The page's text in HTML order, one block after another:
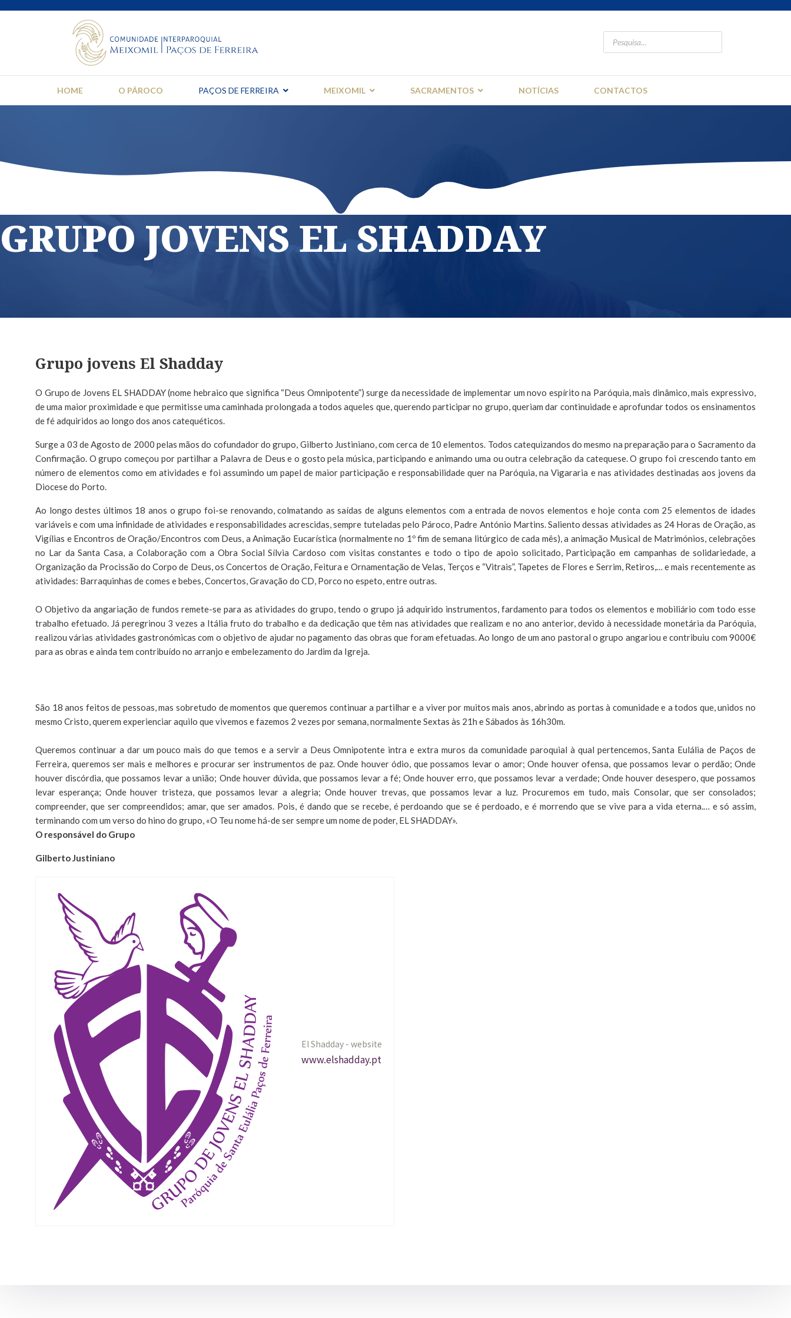
HOME O PÁROCO PAÇOS DE FERREIRA MEIXOMIL SACRAMENTOS NOTÍCIAS CONTACTOS
GRUPO JOVENS EL SHADDAY
Grupo jovens El Shadday
O Grupo de Jovens EL SHADDAY (nome hebraico que significa “Deus Omnipotente”) surge da necessidade de implementar um novo espírito na Paróquia, mais dinâmico, mais expressivo,
de uma maior proximidade e que permitisse uma caminhada prolongada a todos aqueles que, querendo participar no grupo, queriam dar continuidade e aprofundar todos os ensinamentos
de fé adquiridos ao longo dos anos catequéticos.
Surge a 03 de Agosto de 2000 pelas mãos do cofundador do grupo, Gilberto Justiniano, com cerca de 10 elementos. Todos catequizandos do mesmo na preparação para o Sacramento da
Confirmação. O grupo começou por partilhar a Palavra de Deus e o gosto pela música, participando e animando uma ou outra celebração da catequese. O grupo foi crescendo tanto em
número de elementos como em atividades e foi assumindo um papel de maior participação e responsabilidade quer na Paróquia, na Vigararia e nas atividades destinadas aos jovens da
Diocese do Porto.
Ao longo destes últimos 18 anos o grupo foi-se renovando, colmatando as saídas de alguns elementos com a entrada de novos elementos e hoje conta com 25 elementos de idades
variáveis e com uma infinidade de atividades e responsabilidades acrescidas, sempre tuteladas pelo Pároco, Padre António Martins. Saliento dessas atividades as 24 Horas de Oração, as
Vigílias e Encontros de Oração/Encontros com Deus, a Animação Eucarística (normalmente no 1º fim de semana litúrgico de cada mês), a animação Musical de Matrimónios, celebrações
no Lar da Santa Casa, a Colaboração com a Obra Social Sílvia Cardoso com visitas constantes e todo o tipo de apoio solicitado, Participação em campanhas de solidariedade, a
Organização da Procissão do Corpo de Deus, os Concertos de Oração, Feitura e Ornamentação de Velas, Terços e “Vitrais”, Tapetes de Flores e Serrim, Retiros,… e mais recentemente as
atividades: Barraquinhas de comes e bebes, Concertos, Gravação do CD, Porco no espeto, entre outras.
O Objetivo da angariação de fundos remete-se para as atividades do grupo, tendo o grupo já adquirido instrumentos, fardamento para todos os elementos e mobiliário com todo esse
trabalho efetuado. Já peregrinou 3 vezes a Itália fruto do trabalho e da dedicação que têm nas atividades que realizam e no ano anterior, devido à necessidade monetária da Paróquia,
realizou várias atividades gastronómicas com o objetivo de ajudar no pagamento das obras que foram efetuadas. Ao longo de um ano pastoral o grupo angariou e contribuiu com 9000€
para as obras e ainda tem contribuído no arranjo e embelezamento do Jardim da Igreja.
São 18 anos feitos de pessoas, mas sobretudo de momentos que queremos continuar a partilhar e a viver por muitos mais anos, abrindo as portas à comunidade e a todos que, unidos no
mesmo Cristo, querem experienciar aquilo que vivemos e fazemos 2 vezes por semana, normalmente Sextas às 21h e Sábados às 16h30m.
Queremos continuar a dar um pouco mais do que temos e a servir a Deus Omnipotente intra e extra muros da comunidade paroquial à qual pertencemos, Santa Eulália de Paços de
Ferreira, queremos ser mais e melhores e procurar ser instrumentos de paz. Onde houver ódio, que possamos levar o amor; Onde houver ofensa, que possamos levar o perdão; Onde
houver discórdia, que possamos levar a união; Onde houver dúvida, que possamos levar a fé; Onde houver erro, que possamos levar a verdade; Onde houver desespero, que possamos
levar esperança; Onde houver tristeza, que possamos levar a alegria; Onde houver trevas, que possamos levar a luz. Procuremos em tudo, mais Consolar, que ser consolados;
compreender, que ser compreendidos; amar, que ser amados. Pois, é dando que se recebe, é perdoando que se é perdoado, e é morrendo que se vive para a vida eterna.… e só assim,
terminando com um verso do hino do grupo, «O Teu nome há-de ser sempre um nome de poder, EL SHADDAY».
O responsável do Grupo
Gilberto Justiniano
El Shadday - website
www.elshadday.pt